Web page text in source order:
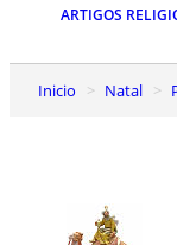
ARTIGOS
Inicio Natal